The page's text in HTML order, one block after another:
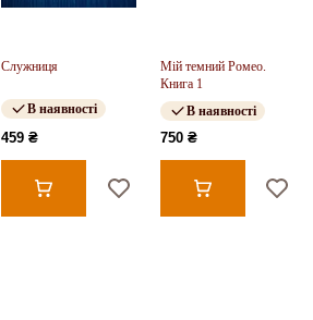
Служниця
В наявності
459 ₴
Мій темний Ромео.
Книга 1
В наявності
750 ₴